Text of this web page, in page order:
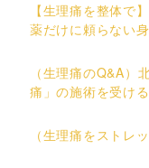
【生理痛を整体で
薬だけに頼らない
（生理痛のQ&A）
痛」の施術を受け
（生理痛をストレ